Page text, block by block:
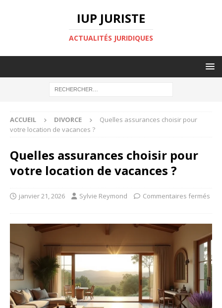
IUP JURISTE
ACTUALITÉS JURIDIQUES
ACCUEIL DIVORCE
Quelles assurances choisir pour
votre location de vacances ?
Quelles assurances choisir pour
votre location de vacances ?
janvier 21, 2026 Sylvie Reymond Commentaires fermés